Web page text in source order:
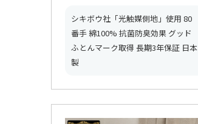
得】
シキボウ社「光触媒側地」使用 80
番手 綿100% 抗菌防臭効果 グッド
ふとんマーク取得 長期3年保証 日本
製